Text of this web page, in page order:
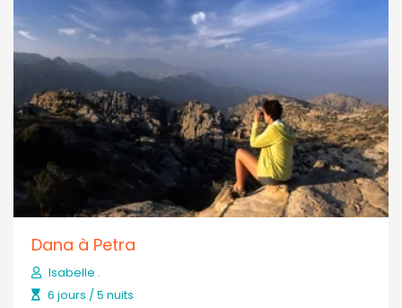
Dana à Petra
Isabelle .
6 jours / 5 nuits